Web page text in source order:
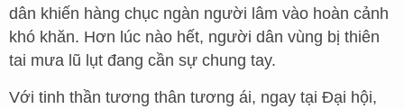
dân khiến hàng chục ngàn người lâm vào hoàn cảnh
khó khăn. Hơn lúc nào hết, người dân vùng bị thiên
tai mưa lũ lụt đang cần sự chung tay.
Với tinh thần tương thân tương ái, ngay tại Đại hội,